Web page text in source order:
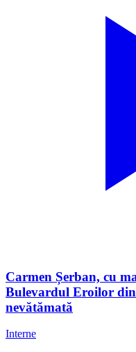
Carmen Șerban, cu
Bulevardul Eroilor
nevătămată
Interne